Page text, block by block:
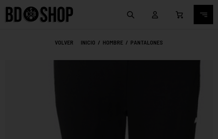
VOLVER INICIO / HOMBRE / PANTALONES